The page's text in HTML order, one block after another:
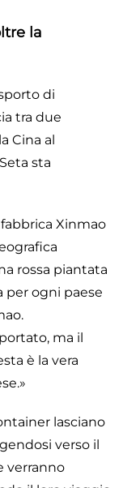
la
di
tra due
Cina al
sta
Xinmao
rossa piantata
per ogni paese
ma il
è la vera
lasciano
verso il
verranno